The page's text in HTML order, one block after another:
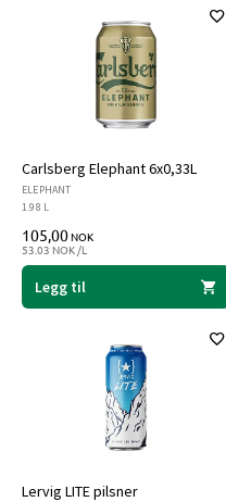
Carlsberg Elephant 6x0,33L
ELEPHANT
1.98 L
105,00NOK
53.03 NOK /L
Legg til
Lervig LITE pilsner